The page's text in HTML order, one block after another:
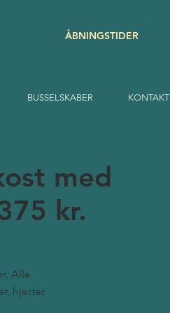
ÅBNINGSTIDER
BUSSELSKABER KONTAKT
med
kr.
Alle
hjerter